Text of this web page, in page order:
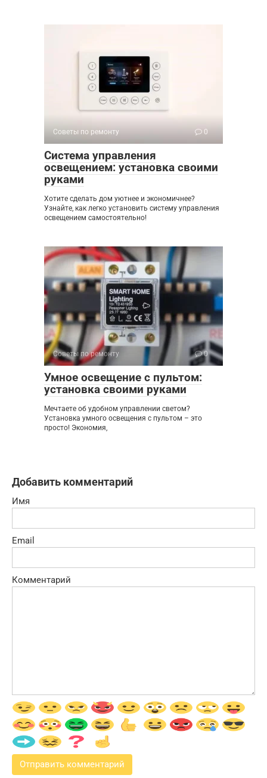
Советы по ремонту 0
Система управления
освещением: установка своими
руками
Хотите сделать дом уютнее и экономичнее?
Узнайте, как легко установить систему управления
освещением самостоятельно!
Советы по ремонту 0
Умное освещение с пультом:
установка своими руками
Мечтаете об удобном управлении светом?
Установка умного освещения с пультом – это
просто! Экономия,
Добавить комментарий
Имя
Email
Комментарий